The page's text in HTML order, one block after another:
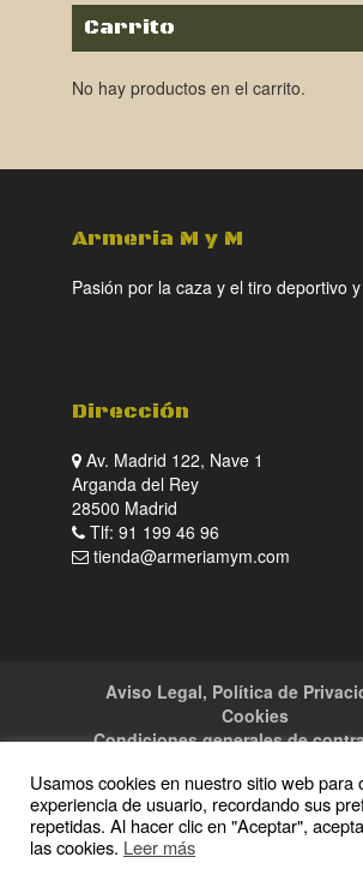
Carrito
No hay productos en el carrito.
Armeria M y M
Pasión por la caza y el tiro deportivo
Dirección
Av. Madrid 122, Nave 1
Arganda del Rey
28500 Madrid
Tlf: 91 199 46 96
tienda@armeriamym.com
Aviso Legal, Política de
Cookies
Condiciones generales de
Usamos cookies en nuestro sitio web para
experiencia de usuario, recordando sus
repetidas. Al hacer clic en "Aceptar",
las cookies. Leer más